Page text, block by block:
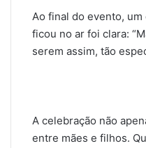
Ao final do evento,
ficou no ar foi clara:
serem assim, tão
A celebração não
entre mães e filhos.